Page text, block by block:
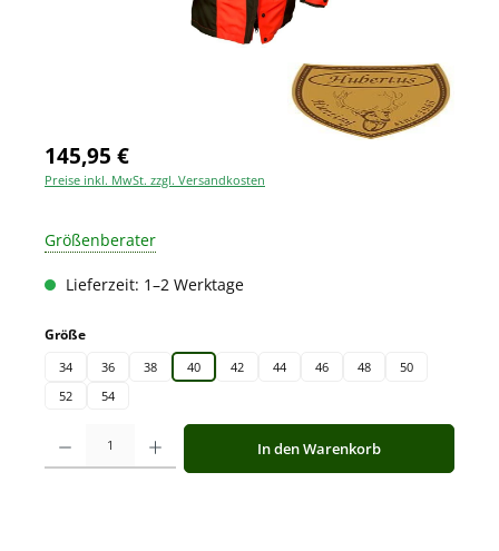
145,95 €
Preise inkl. MwSt. zzgl. Versandkosten
Größenberater
Lieferzeit: 1–2 Werktage
Größeauswählen
34 36 38 40 42 44 46 48
50
52
54
Produkt Anzahl: Gib den gewünschten Wert ein oder benutze die
In den Warenkorb